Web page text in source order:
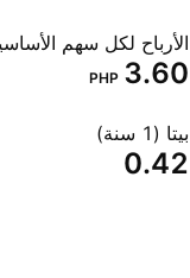
3.60
PHP
بيتا (1 سنة)
0.42